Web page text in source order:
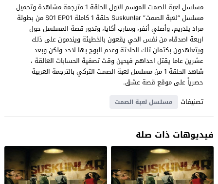
مسلسل لعبة الصمت الموسم الاول الحلقة 1 مترجمة مشاهدة وتحميل
مسلسل “لعبة الصمت” Suskunlar حلقة 1 كاملة S01 EP01 من بطولة
مراد يلدريم، وأصلي أنفر، وسارب أكايا، وتدور قصة المسلسل حول
اربعة اصدقاء من نفس الحي يقعون بالخطيئة ويندمون على ذلك
ويتعاهدون بكتمان تلك الحادثة وعدم البوح بها لاحد ولكن وبعد
عشرين عاما يقتل احداهم فيحين وقت تصفية الحسابات العالقة ،
شاهد الحلقة 1 من مسلسل لعبة الصمت التركي بالترجمة العربية
حصرياً على موقع قصة عشق.
تصنيفات
مسلسل لعبة الصمت
فيديوهات ذات صلة